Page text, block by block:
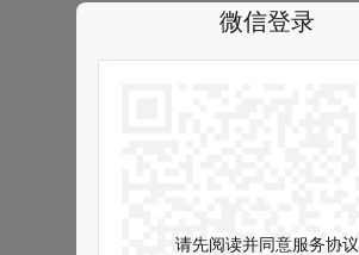
微信登录
请先阅读并同意服务协议